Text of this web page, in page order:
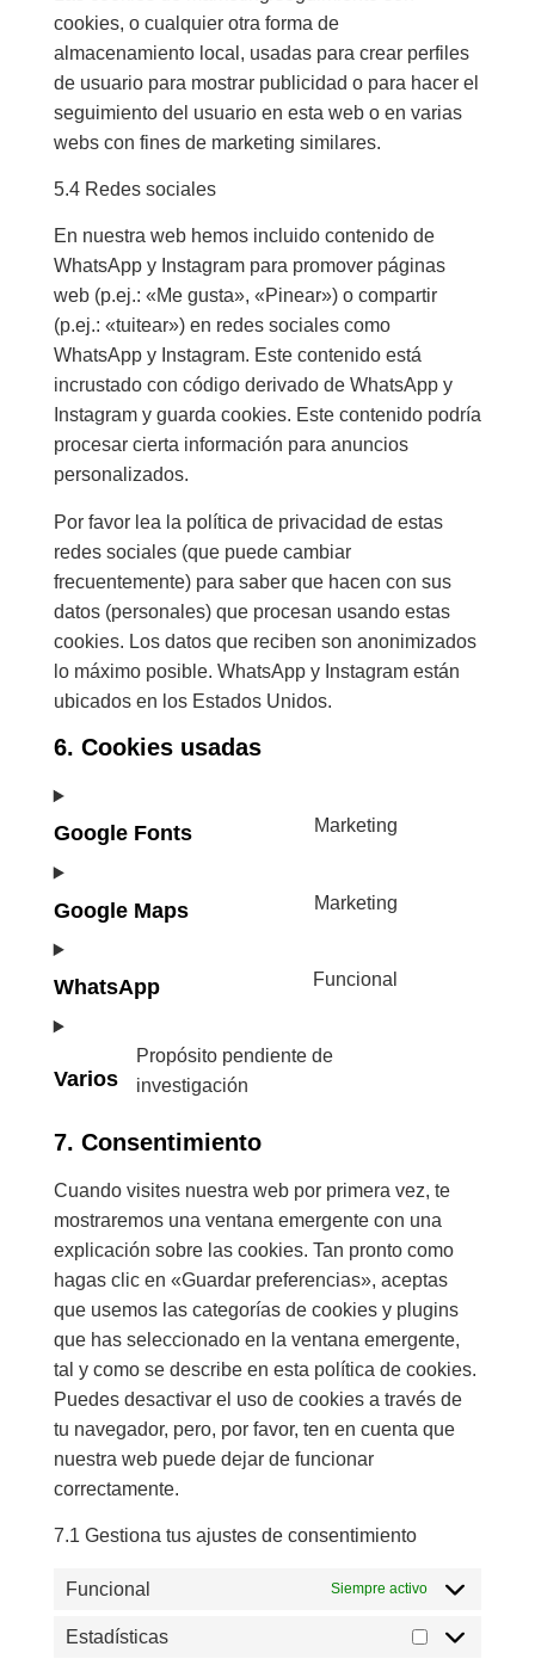
cookies, o cualquier otra forma de
almacenamiento local, usadas para crear perfiles
de usuario para mostrar publicidad o para hacer el
seguimiento del usuario en esta web o en varias
webs con fines de marketing similares.
5.4 Redes sociales
En nuestra web hemos incluido contenido de
WhatsApp y Instagram para promover páginas
web (p.ej.: «Me gusta», «Pinear») o compartir
(p.ej.: «tuitear») en redes sociales como
WhatsApp y Instagram. Este contenido está
incrustado con código derivado de WhatsApp y
Instagram y guarda cookies. Este contenido podría
procesar cierta información para anuncios
personalizados.
Por favor lea la política de privacidad de estas
redes sociales (que puede cambiar
frecuentemente) para saber que hacen con sus
datos (personales) que procesan usando estas
cookies. Los datos que reciben son anonimizados
lo máximo posible. WhatsApp y Instagram están
ubicados en los Estados Unidos.
6. Cookies usadas
Google Fonts Marketing
Google Maps Marketing
WhatsApp Funcional
Varios
Propósito pendiente de
investigación
7. Consentimiento
Cuando visites nuestra web por primera vez, te
mostraremos una ventana emergente con una
explicación sobre las cookies. Tan pronto como
hagas clic en «Guardar preferencias», aceptas
que usemos las categorías de cookies y plugins
que has seleccionado en la ventana emergente,
tal y como se describe en esta política de cookies.
Puedes desactivar el uso de cookies a través de
tu navegador, pero, por favor, ten en cuenta que
nuestra web puede dejar de funcionar
correctamente.
7.1 Gestiona tus ajustes de consentimiento
Funcional Siempre activo
Estadísticas